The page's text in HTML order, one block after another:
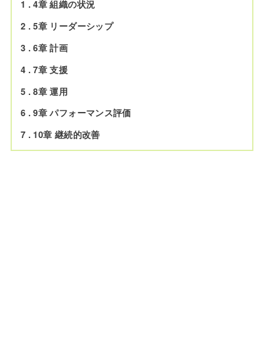
1
4章 組織の状況
2
5章 リーダーシップ
3
6章 計画
4
7章 支援
5
8章 運用
6
9章 パフォーマンス評価
7
10章 継続的改善